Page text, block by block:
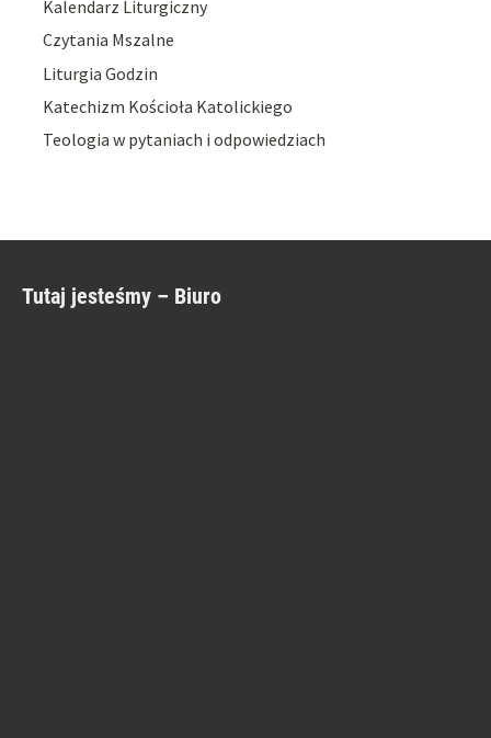
Kalendarz Liturgiczny
Czytania Mszalne
Liturgia Godzin
Katechizm Kościoła Katolickiego
Teologia w pytaniach i odpowiedziach
Tutaj jesteśmy – Biuro